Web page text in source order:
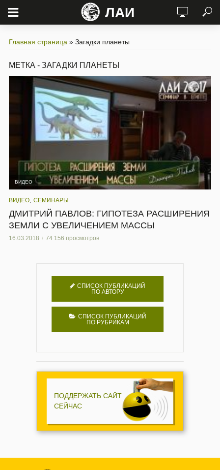
ЛАИ
Главная страница » Загадки планеты
МЕТКА - ЗАГАДКИ ПЛАНЕТЫ
ВИДЕО
ВИДЕО СЕМИНАРЫ
ДМИТРИЙ ПАВЛОВ: ГИПОТЕЗА РАСШИРЕНИЯ
ЗЕМЛИ С УВЕЛИЧЕНИЕМ МАССЫ
16.03.2018 74 156 просмотров
СПИСОК ПУБЛИКАЦИЙ
ПО АВТОРУ
СПИСОК ПУБЛИКАЦИЙ
ПО РУБРИКАМ
ПОДДЕРЖАТЬ САЙТ
СЕЙЧАС